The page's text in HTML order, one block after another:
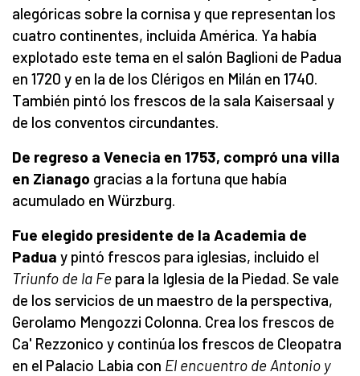
alegóricas sobre la cornisa y que representan los
cuatro continentes, incluida América. Ya había
explotado este tema en el salón Baglioni de Padua
en 1720 y en la de los Clérigos en Milán en 1740.
También pintó los frescos de la sala Kaisersaal y
de los conventos circundantes.
De regreso a Venecia en 1753, compró una villa
en Zianago gracias a la fortuna que había
acumulado en Würzburg.
Fue elegido presidente de la Academia de
Padua y pintó frescos para iglesias, incluido el
Triunfo de la Fe para la Iglesia de la Piedad. Se vale
de los servicios de un maestro de la perspectiva,
Gerolamo Mengozzi Colonna. Crea los frescos de
Ca' Rezzonico y continúa los frescos de Cleopatra
en el Palacio Labia con El encuentro de Antonio y